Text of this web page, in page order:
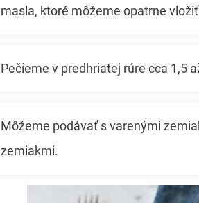
masla, ktoré môžeme opatrne
Pečieme v predhriatej rúre cca 1,5
Môžeme podávať s varenými
zemiakmi.